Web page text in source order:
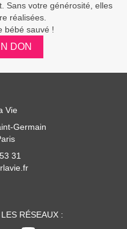
Sans votre générosité, elles
réalisées.
bébé sauvé !
DON
Vie
Germain
31
RÉSEAUX :